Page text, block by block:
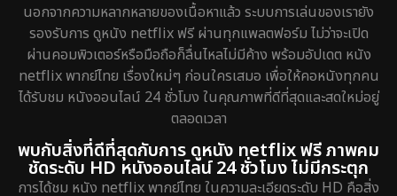
นอกจากความหลากหลายของเนื้อหาแล้ว ระบบการเล่นของเรายัง
รองรับการ ดูหนัง netflix ฟรี ผ่านทุกแพลตฟอร์ม ไม่ว่าจะเปิด
ผ่านคอมพิวเตอร์หรือมือถือก็ลื่นไหลไม่มีค้าง พร้อมอัปเดต หนัง
netflix พากย์ไทย เรื่องใหม่ๆ ก่อนใครเสมอ เพื่อให้คอหนังทุกคน
ได้รับชม หนังออนไลน์ 24 ชั่วโมง ในคุณภาพที่ดีที่สุดและสดใหม่อยู่
ตลอดเวลา
พบกับสิ่งที่ดีที่สุดกับการ ดูหนัง netflix ฟรี ภาพคม
ชัดระดับ HD หนังออนไลน์ 24 ชั่วโมง ไม่มีกระตุก
การได้ชม หนัง netflix พากย์ไทย ในความละเอียดระดับ HD คือสิ่ง